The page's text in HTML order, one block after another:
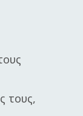
τους,